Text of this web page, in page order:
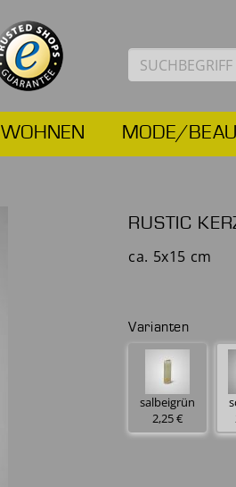
WOHNEN MODE/
RUSTIC
ca. 5x15 cm
Varianten
salbeigrün
2,25 €